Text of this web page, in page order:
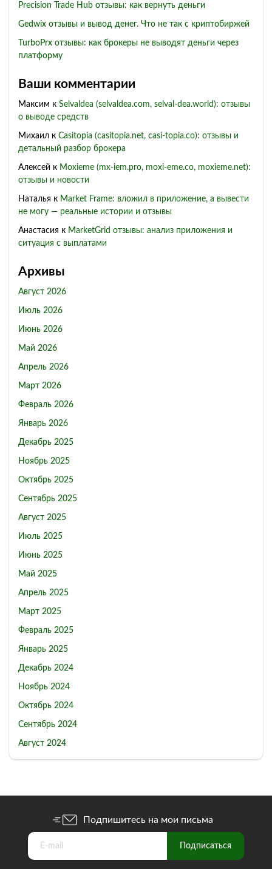
Precision Trade Hub отзывы: как вернуть деньги
Gedwix отзывы и вывод денег. Что не так с криптобиржей
TurboPrx отзывы: как брокеры не выводят деньги через
платформу
Ваши комментарии
Максим к Selvaldea (selvaldea.com, selval-dea.world): отзывы
о выводе средств
Михаил к Casitopia (casitopia.net, casi-topia.co): отзывы и
детальный разбор брокера
Алексей к Moxieme (mx-iem.pro, moxi-eme.co, moxieme.net):
отзывы и новости
Наталья к Market Frame: вложил в приложение, а вывести
не могу — реальные истории и отзывы
Анастасия к MarketGrid отзывы: анализ приложения и
ситуация с выплатами
Архивы
Август 2026
Июль 2026
Июнь 2026
Май 2026
Апрель 2026
Март 2026
Февраль 2026
Январь 2026
Декабрь 2025
Ноябрь 2025
Октябрь 2025
Сентябрь 2025
Август 2025
Июль 2025
Июнь 2025
Май 2025
Апрель 2025
Март 2025
Февраль 2025
Январь 2025
Декабрь 2024
Ноябрь 2024
Октябрь 2024
Сентябрь 2024
Август 2024
Подпишитесь на мои письма